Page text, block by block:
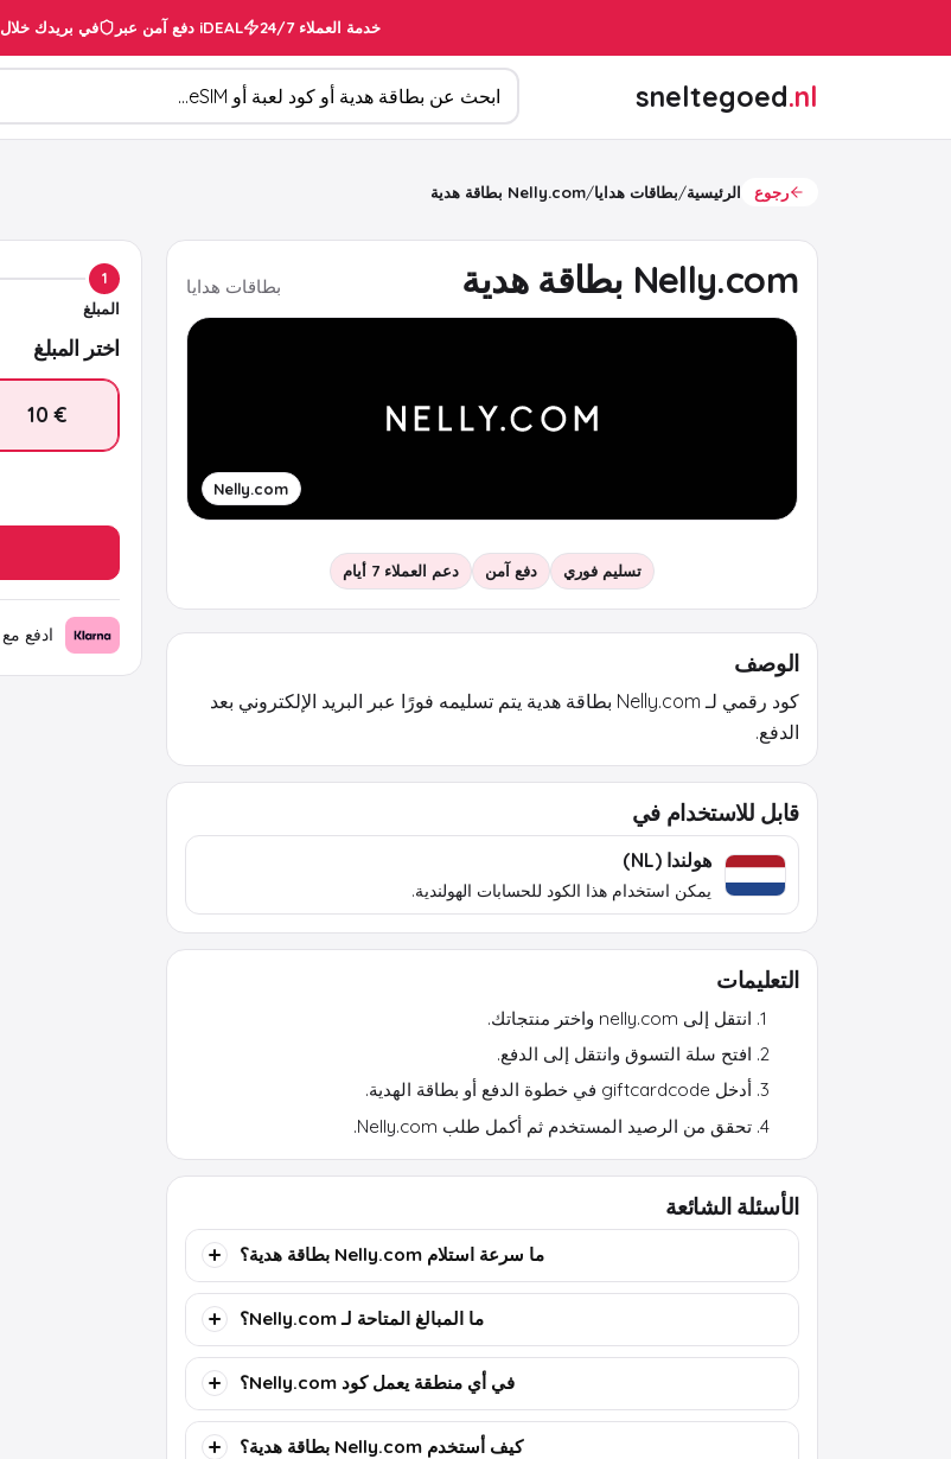
في بريدك خلال 30 ثانية دفع آمن عبر iDEAL خدمة العملاء 24/7
sneltegoed.nl ابحث عن المنتجات
رجوع الرئيسية/بطاقات هدايا/Nelly.com بطاقة هدية
Nelly.com بطاقة هدية بطاقات هدايا
Nelly.com
تسليم فوري دفع آمن دعم العملاء 7 أيام
1
المبلغ
اختر المبلغ
€ 10
ادفع مع Klarna على 3 دفعات بقيمة
الوصف
كود رقمي لـ Nelly.com بطاقة هدية يتم تسليمه فورًا عبر البريد الإلكتروني بعد
الدفع.
قابل للاستخدام في
هولندا (NL)
يمكن استخدام هذا الكود للحسابات الهولندية.
التعليمات
انتقل إلى nelly.com واختر منتجاتك.
افتح سلة التسوق وانتقل إلى الدفع.
أدخل giftcardcode في خطوة الدفع أو بطاقة الهدية.
تحقق من الرصيد المستخدم ثم أكمل طلب Nelly.com.
الأسئلة الشائعة
ما سرعة استلام Nelly.com بطاقة هدية؟
ما المبالغ المتاحة لـ Nelly.com؟
في أي منطقة يعمل كود Nelly.com؟
كيف أستخدم Nelly.com بطاقة هدية؟